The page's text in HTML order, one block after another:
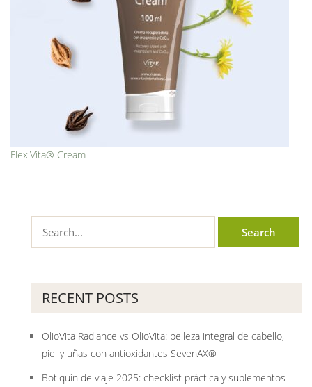
FlexiVita® Cream
RECENT POSTS
OlioVita Radiance vs OlioVita: belleza integral de cabello,
piel y uñas con antioxidantes SevenAX®
Botiquín de viaje 2025: checklist práctica y suplementos